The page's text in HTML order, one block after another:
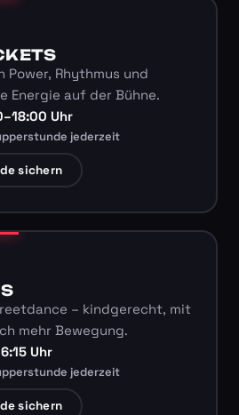
Power, Rhythmus und
Energie auf der Bühne.
Uhr
jederzeit
sichern
– kindgerecht, mit
mehr Bewegung.
Uhr
jederzeit
sichern